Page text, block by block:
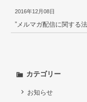
個人のお客様
弁護士紹介
お問い合わせ
2016年12月08日
”メルマガ配信に関す
カテゴリー
お知らせ